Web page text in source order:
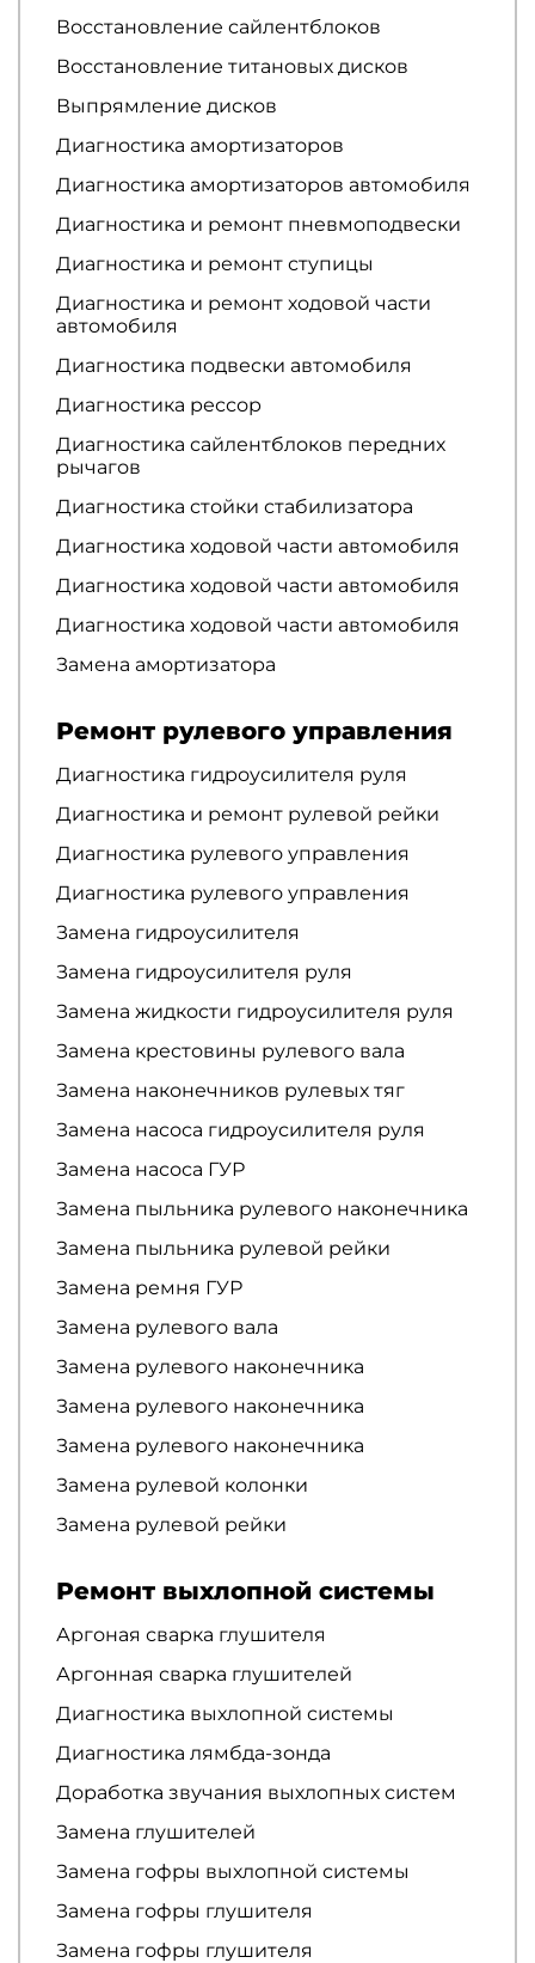
Восстановление сайлентблоков
Восстановление титановых дисков
Выпрямление дисков
Диагностика амортизаторов
Диагностика амортизаторов автомобиля
Диагностика и ремонт пневмоподвески
Диагностика и ремонт ступицы
Диагностика и ремонт ходовой части
автомобиля
Диагностика подвески автомобиля
Диагностика рессор
Диагностика сайлентблоков передних
рычагов
Диагностика стойки стабилизатора
Диагностика ходовой части автомобиля
Диагностика ходовой части автомобиля
Диагностика ходовой части автомобиля
Замена амортизатора
Ремонт рулевого управления
Диагностика гидроусилителя руля
Диагностика и ремонт рулевой рейки
Диагностика рулевого управления
Диагностика рулевого управления
Замена гидроусилителя
Замена гидроусилителя руля
Замена жидкости гидроусилителя руля
Замена крестовины рулевого вала
Замена наконечников рулевых тяг
Замена насоса гидроусилителя руля
Замена насоса ГУР
Замена пыльника рулевого наконечника
Замена пыльника рулевой рейки
Замена ремня ГУР
Замена рулевого вала
Замена рулевого наконечника
Замена рулевого наконечника
Замена рулевого наконечника
Замена рулевой колонки
Замена рулевой рейки
Ремонт выхлопной системы
Аргоная сварка глушителя
Аргонная сварка глушителей
Диагностика выхлопной системы
Диагностика лямбда-зонда
Доработка звучания выхлопных систем
Замена глушителей
Замена гофры выхлопной системы
Замена гофры глушителя
Замена гофры глушителя